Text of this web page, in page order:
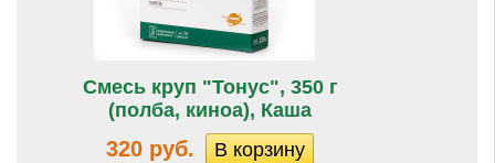
Смесь круп "Тонус", 350 г
(полба, киноа), Каша
320 руб.